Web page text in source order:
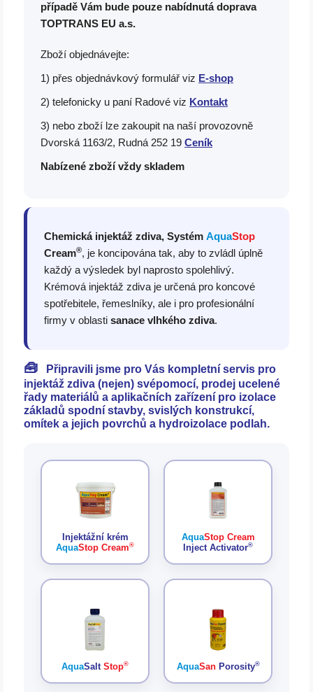
případě Vám bude pouze nabídnutá doprava
TOPTRANS EU a.s.
Zboží objednávejte:
1) přes objednávkový formulář viz E-shop
2) telefonicky u paní Radové viz Kontakt
3) nebo zboží lze zakoupit na naší provozovně
Dvorská 1163/2, Rudná 252 19 Ceník
Nabízené zboží vždy skladem
Chemická injektáž zdiva, Systém AquaStop
Cream®, je koncipována tak, aby to zvládl úplně
každý a výsledek byl naprosto spolehlivý.
Krémová injektáž zdiva je určená pro koncové
spotřebitele, řemeslníky, ale i pro profesionální
firmy v oblasti sanace vlhkého zdiva.
🧰
Připravili jsme pro Vás kompletní servis pro
injektáž zdiva (nejen) svépomocí, prodej ucelené
řady materiálů a aplikačních zařízení pro izolace
základů spodní stavby, svislých konstrukcí,
omítek a jejich povrchů a hydroizolace podlah.
Injektážní krém
AquaStop Cream®
AquaStop Cream
Inject Activator®
AquaSalt Stop® AquaSan Porosity®